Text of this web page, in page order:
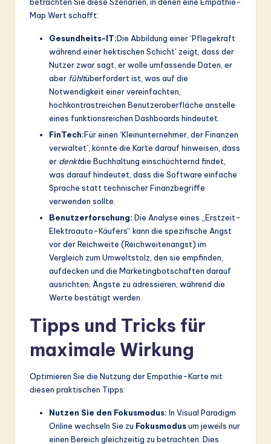
Map Wert schafft:
Gesundheits-IT:Die Abbildung einer ‘Pflegekraft
während einer hektischen Schicht’ zeigt, dass der
Nutzer zwar sagt, er wolle umfassende Daten, er
aber fühltüberfordert ist, was auf die
Notwendigkeit einer vereinfachten,
hochkontrastreichen Benutzeroberfläche anstelle
eines funktionsreichen Dashboards hindeutet.
FinTech:Für einen ‘Kleinunternehmer, der Finanzen
verwaltet’, könnte die Karte darauf hinweisen, dass
er denktdie Buchhaltung einschüchternd findet,
was darauf hindeutet, dass die Software einfache
Sprache statt technischer Finanzbegriffe
verwenden sollte.
Benutzerforschung: Die Analyse eines „Erstzeit-
Elektroauto-Käufers“ kann die spezifische Angst
vor der Reichweite (Reichweitenangst) im
Vergleich zum Umweltstolz, den sie empfinden,
aufdecken und die Marketingbotschaften darauf
ausrichten, Ängste zu adressieren, während die
Werte bestätigt werden.
Tipps und Tricks für
maximale Wirkung
Optimieren Sie die Nutzung der Empathie-Karte mit
diesen praktischen Tipps:
Nutzen Sie den Fokusmodus: In Visual Paradigm
Online wechseln Sie zu Fokusmodusum jeweils nur
einen Bereich gleichzeitig zu betrachten. Dies